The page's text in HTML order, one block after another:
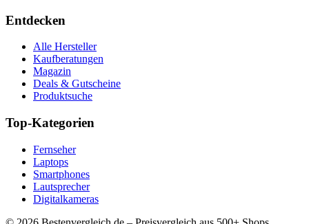
Entdecken
Alle Hersteller
Kaufberatungen
Magazin
Deals & Gutscheine
Produktsuche
Top-Kategorien
Fernseher
Laptops
Smartphones
Lautsprecher
Digitalkameras